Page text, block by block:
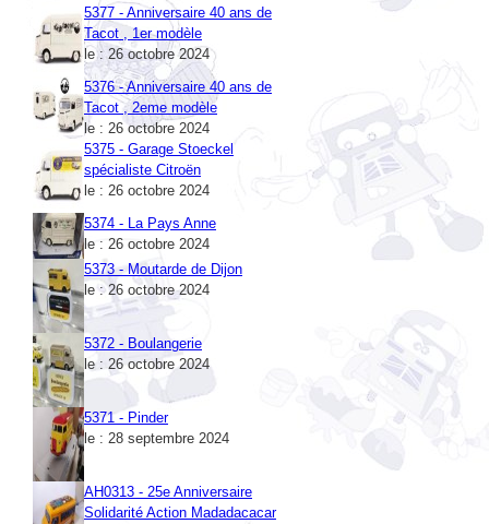
le : 26 octobre 2024
5376 - Anniversaire 40 ans de
Tacot , 2eme modèle
le : 26 octobre 2024
5375 - Garage Stoeckel
spécialiste Citroën
le : 26 octobre 2024
5374 - La Pays Anne
5373 - Moutarde de Dijon
le : 26 octobre 2024
5372 - Boulangerie
le : 26 octobre 2024
5371 - Pinder
le : 28 septembre 2024
le : 28 septembre 2024